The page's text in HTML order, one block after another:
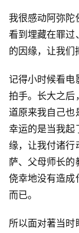
我很感动阿弥陀
看到埋藏在罪过
的因缘，让我们
记得小时候看电
拍手。长大之后
道原来我自己也
幸运的是当我起
缘，让我付诸行
萨、父母师长的
侥幸地没有造成
而已。
所以面对著当